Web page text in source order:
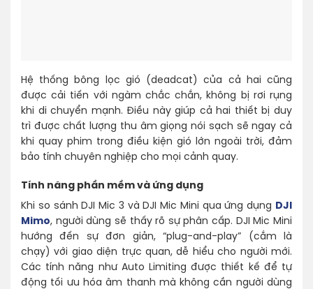
Hệ thống bông lọc gió (deadcat) của cả hai cũng
được cải tiến với ngàm chắc chắn, không bị rơi rụng
khi di chuyển mạnh. Điều này giúp cả hai thiết bị duy
trì được chất lượng thu âm giọng nói sạch sẽ ngay cả
khi quay phim trong điều kiện gió lớn ngoài trời, đảm
bảo tính chuyên nghiệp cho mọi cảnh quay.
Tính năng phần mềm và ứng dụng
Khi so sánh DJI Mic 3 và DJI Mic Mini qua ứng dụng DJI
Mimo, người dùng sẽ thấy rõ sự phân cấp. DJI Mic Mini
hướng đến sự đơn giản, “plug-and-play” (cắm là
chạy) với giao diện trực quan, dễ hiểu cho người mới.
Các tính năng như Auto Limiting được thiết kế để tự
động tối ưu hóa âm thanh mà không cần người dùng